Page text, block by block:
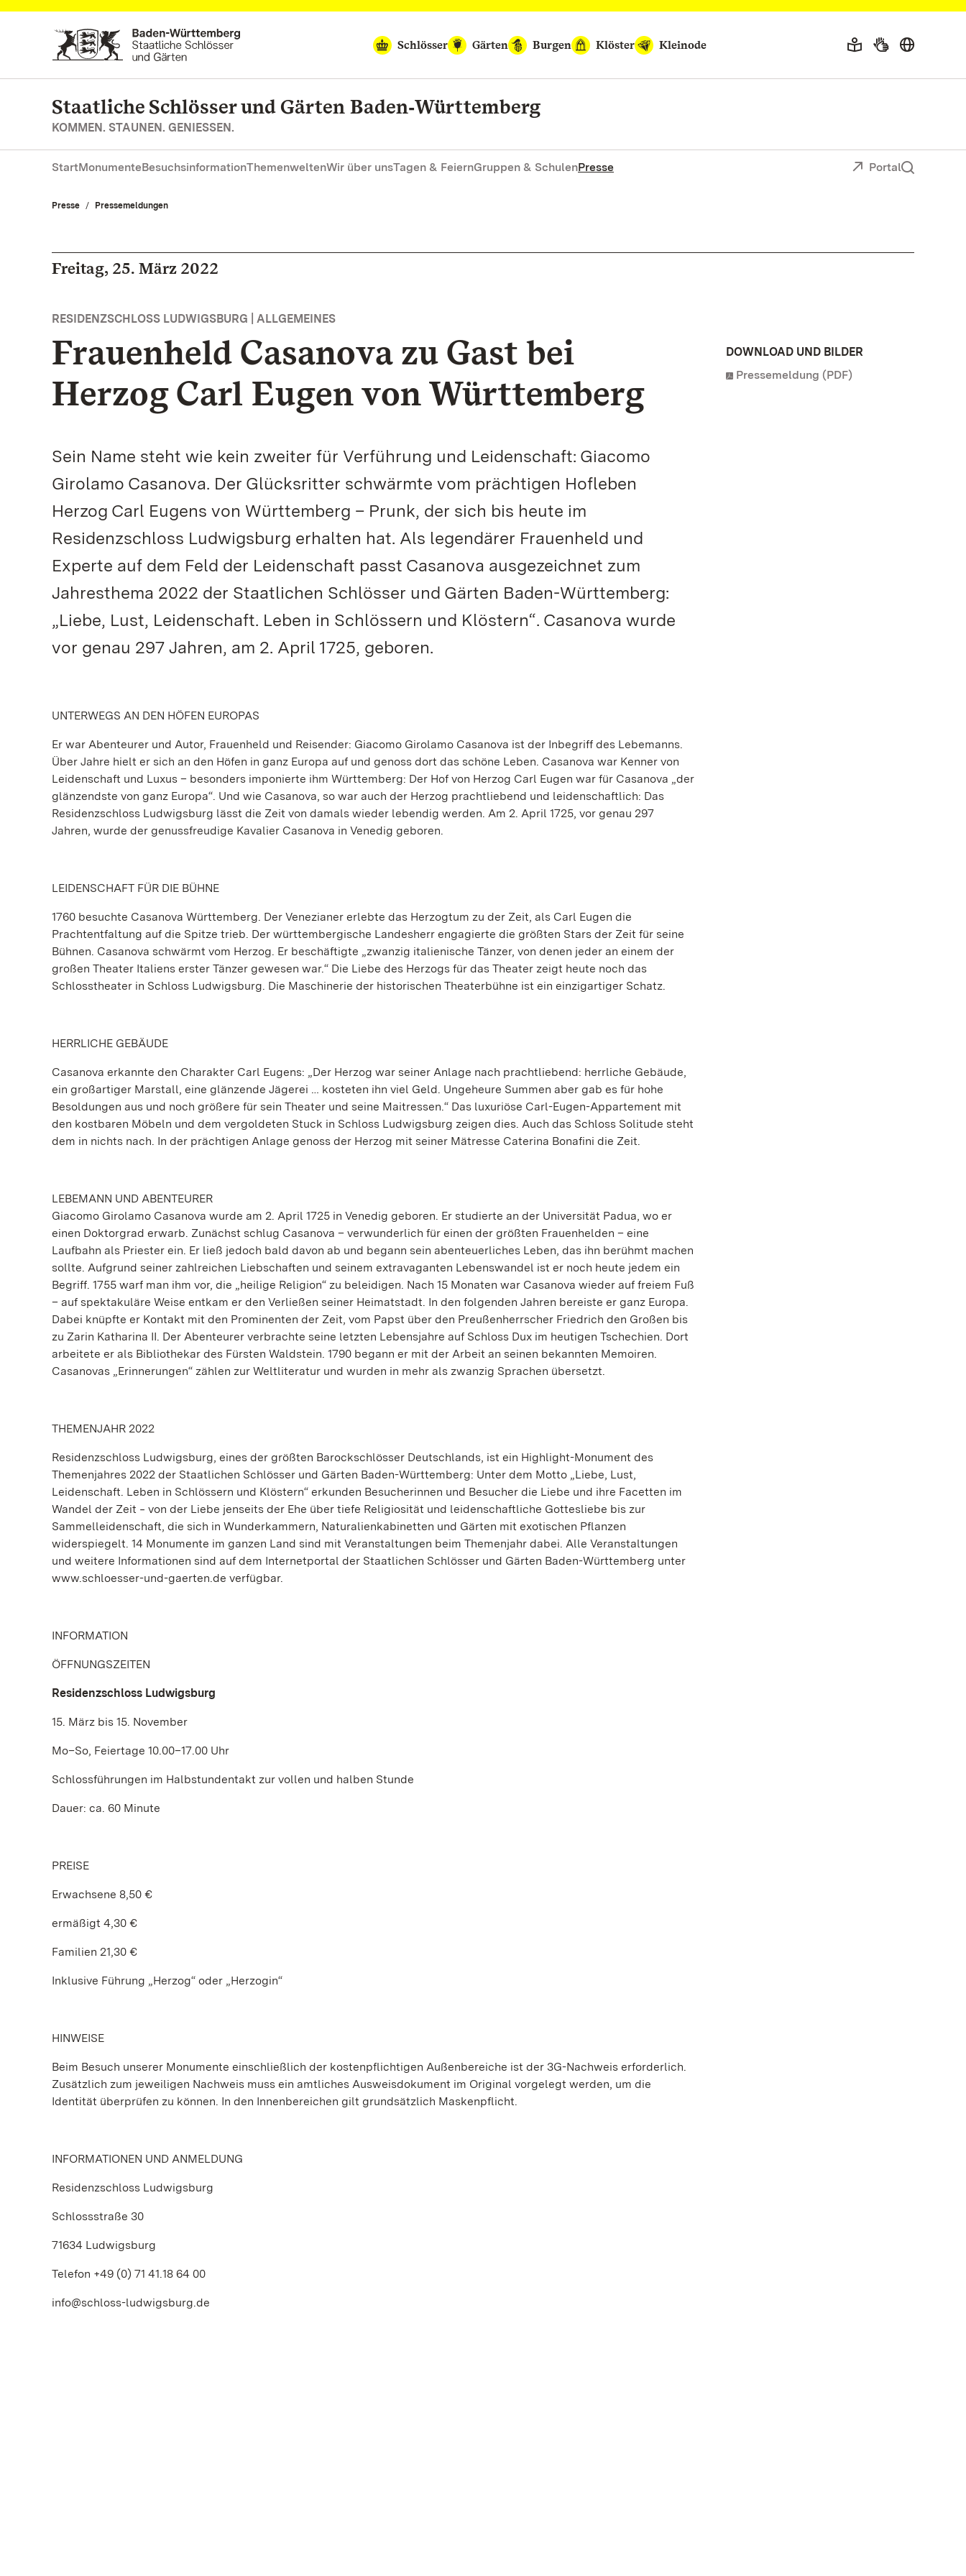
Zum Hauptinhalt springen
Schlösser
Gärten Burgen Klöster Kleinode
Staatliche Schlösser und Gärten Baden‑Württemberg
KOMMEN. STAUNEN. GENIESSEN.
StartMonumenteBesuchsinformationThemenweltenWir über unsTagen & FeiernGruppen & SchulenPresse Portal
Presse Pressemeldungen
Freitag, 25. März 2022
RESIDENZSCHLOSS LUDWIGSBURG | ALLGEMEINES
Frauenheld Casanova zu Gast bei
Herzog Carl Eugen von Württemberg
Sein Name steht wie kein zweiter für Verführung und Leidenschaft: Giacomo
Girolamo Casanova. Der Glücksritter schwärmte vom prächtigen Hofleben
Herzog Carl Eugens von Württemberg – Prunk, der sich bis heute im
Residenzschloss Ludwigsburg erhalten hat. Als legendärer Frauenheld und
Experte auf dem Feld der Leidenschaft passt Casanova ausgezeichnet zum
Jahresthema 2022 der Staatlichen Schlösser und Gärten Baden-Württemberg:
„Liebe, Lust, Leidenschaft. Leben in Schlössern und Klöstern“. Casanova wurde
vor genau 297 Jahren, am 2. April 1725, geboren.
UNTERWEGS AN DEN HÖFEN EUROPAS
Er war Abenteurer und Autor, Frauenheld und Reisender: Giacomo Girolamo Casanova ist der Inbegriff des Lebemanns.
Über Jahre hielt er sich an den Höfen in ganz Europa auf und genoss dort das schöne Leben. Casanova war Kenner von
Leidenschaft und Luxus – besonders imponierte ihm Württemberg: Der Hof von Herzog Carl Eugen war für Casanova „der
glänzendste von ganz Europa“. Und wie Casanova, so war auch der Herzog prachtliebend und leidenschaftlich: Das
Residenzschloss Ludwigsburg lässt die Zeit von damals wieder lebendig werden. Am 2. April 1725, vor genau 297
Jahren, wurde der genussfreudige Kavalier Casanova in Venedig geboren.
LEIDENSCHAFT FÜR DIE BÜHNE
1760 besuchte Casanova Württemberg. Der Venezianer erlebte das Herzogtum zu der Zeit, als Carl Eugen die
Prachtentfaltung auf die Spitze trieb. Der württembergische Landesherr engagierte die größten Stars der Zeit für seine
Bühnen. Casanova schwärmt vom Herzog. Er beschäftigte „zwanzig italienische Tänzer, von denen jeder an einem der
großen Theater Italiens erster Tänzer gewesen war.“ Die Liebe des Herzogs für das Theater zeigt heute noch das
Schlosstheater in Schloss Ludwigsburg. Die Maschinerie der historischen Theaterbühne ist ein einzigartiger Schatz.
HERRLICHE GEBÄUDE
Casanova erkannte den Charakter Carl Eugens: „Der Herzog war seiner Anlage nach prachtliebend: herrliche Gebäude,
ein großartiger Marstall, eine glänzende Jägerei … kosteten ihn viel Geld. Ungeheure Summen aber gab es für hohe
Besoldungen aus und noch größere für sein Theater und seine Maitressen.“ Das luxuriöse Carl-Eugen-Appartement mit
den kostbaren Möbeln und dem vergoldeten Stuck in Schloss Ludwigsburg zeigen dies. Auch das Schloss Solitude steht
dem in nichts nach. In der prächtigen Anlage genoss der Herzog mit seiner Mätresse Caterina Bonafini die Zeit.
LEBEMANN UND ABENTEURER
Giacomo Girolamo Casanova wurde am 2. April 1725 in Venedig geboren. Er studierte an der Universität Padua, wo er
einen Doktorgrad erwarb. Zunächst schlug Casanova – verwunderlich für einen der größten Frauenhelden – eine
Laufbahn als Priester ein. Er ließ jedoch bald davon ab und begann sein abenteuerliches Leben, das ihn berühmt machen
sollte. Aufgrund seiner zahlreichen Liebschaften und seinem extravaganten Lebenswandel ist er noch heute jedem ein
Begriff. 1755 warf man ihm vor, die „heilige Religion“ zu beleidigen. Nach 15 Monaten war Casanova wieder auf freiem Fuß
– auf spektakuläre Weise entkam er den Verließen seiner Heimatstadt. In den folgenden Jahren bereiste er ganz Europa.
Dabei knüpfte er Kontakt mit den Prominenten der Zeit, vom Papst über den Preußenherrscher Friedrich den Großen bis
zu Zarin Katharina II. Der Abenteurer verbrachte seine letzten Lebensjahre auf Schloss Dux im heutigen Tschechien. Dort
arbeitete er als Bibliothekar des Fürsten Waldstein. 1790 begann er mit der Arbeit an seinen bekannten Memoiren.
Casanovas „Erinnerungen“ zählen zur Weltliteratur und wurden in mehr als zwanzig Sprachen übersetzt.
THEMENJAHR 2022
Residenzschloss Ludwigsburg, eines der größten Barockschlösser Deutschlands, ist ein Highlight-Monument des
Themenjahres 2022 der Staatlichen Schlösser und Gärten Baden-Württemberg: Unter dem Motto „Liebe, Lust,
Leidenschaft. Leben in Schlössern und Klöstern“ erkunden Besucherinnen und Besucher die Liebe und ihre Facetten im
Wandel der Zeit ‒ von der Liebe jenseits der Ehe über tiefe Religiosität und leidenschaftliche Gottesliebe bis zur
Sammelleidenschaft, die sich in Wunderkammern, Naturalienkabinetten und Gärten mit exotischen Pflanzen
widerspiegelt. 14 Monumente im ganzen Land sind mit Veranstaltungen beim Themenjahr dabei. Alle Veranstaltungen
und weitere Informationen sind auf dem Internetportal der Staatlichen Schlösser und Gärten Baden-Württemberg unter
www.schloesser-und-gaerten.de verfügbar.
INFORMATION
ÖFFNUNGSZEITEN
Residenzschloss Ludwigsburg
15. März bis 15. November
Mo–So, Feiertage 10.00–17.00 Uhr
Schlossführungen im Halbstundentakt zur vollen und halben Stunde
Dauer: ca. 60 Minute
PREISE
Erwachsene 8,50 €
ermäßigt 4,30 €
Familien 21,30 €
Inklusive Führung „Herzog“ oder „Herzogin“
HINWEISE
Beim Besuch unserer Monumente einschließlich der kostenpflichtigen Außenbereiche ist der 3G-Nachweis erforderlich.
Zusätzlich zum jeweiligen Nachweis muss ein amtliches Ausweisdokument im Original vorgelegt werden, um die
Identität überprüfen zu können. In den Innenbereichen gilt grundsätzlich Maskenpflicht.
INFORMATIONEN UND ANMELDUNG
Residenzschloss Ludwigsburg
Schlossstraße 30
71634 Ludwigsburg
Telefon +49 (0) 71 41.18 64 00
info@schloss-ludwigsburg.de
DOWNLOAD UND BILDER
Pressemeldung (PDF)